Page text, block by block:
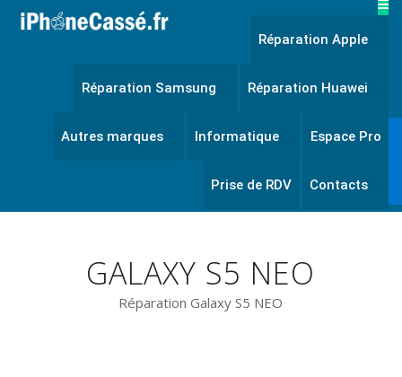
Réparation Apple
Réparation Samsung Réparation Huawei
Autres marques Informatique Espace Pro
Prise de RDV Contacts
GALAXY S5 NEO
Réparation Galaxy S5 NEO